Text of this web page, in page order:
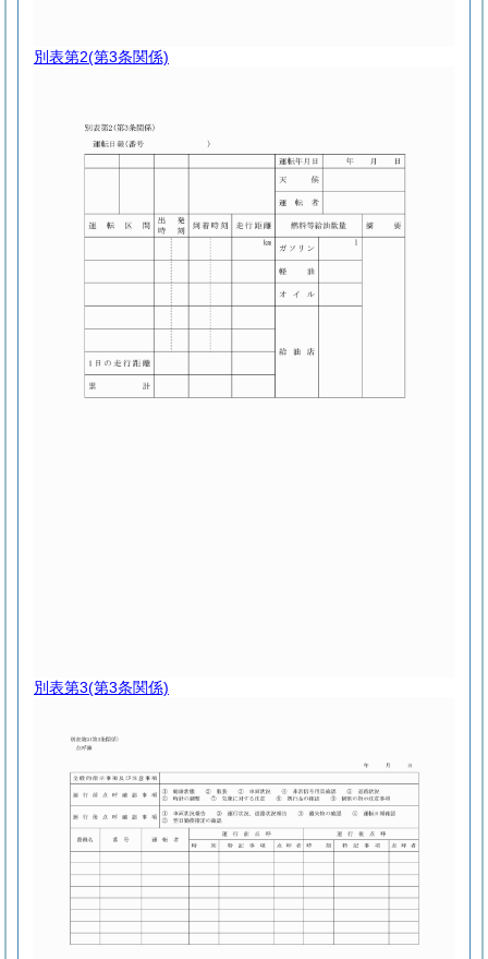
別表第2(第3条関係)
別表第3(第3条関係)